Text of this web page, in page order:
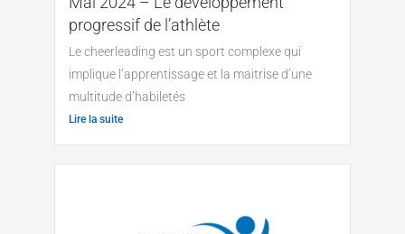
progressif de l’athlète
Le cheerleading est un sport complexe qui
implique l’apprentissage et la maitrise d’une
multitude d’habiletés
Lire la suite